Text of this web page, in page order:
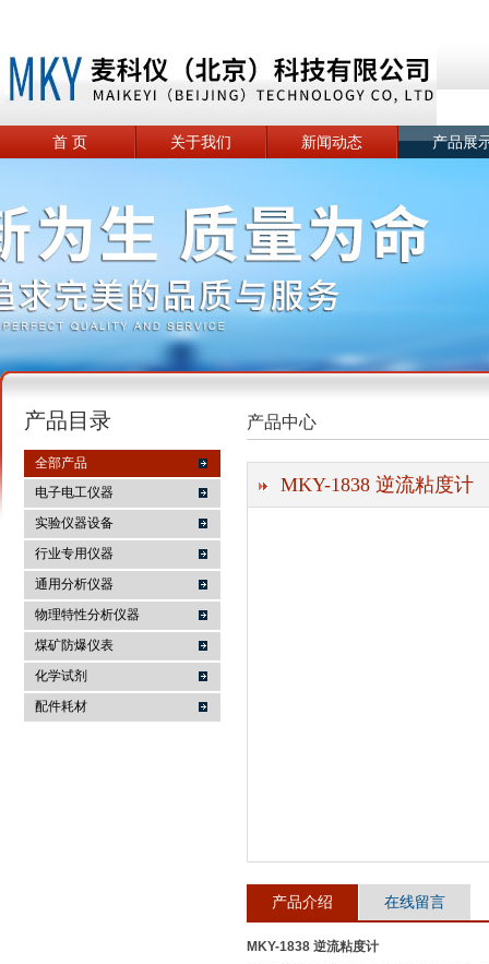
麦科仪（北京）科技有限公司
首 页 关于我们 新闻动态 产品展
产品目录
全部产品
电子电工仪器
实验仪器设备
行业专用仪器
通用分析仪器
物理特性分析仪器
煤矿防爆仪表
化学试剂
配件耗材
产品中心
MKY-1838 逆流粘度计
产品介绍 在线留言
MKY-1838 逆流粘度计